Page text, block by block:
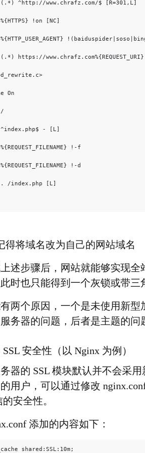
(.*) ^http://www.chrafz.com/$ [R=301,L]
!on [NC]
https://
On
/
^index.php$ - [L]
!-f
!-d
. /index.php [L]
得将域名改为自己的网站域名
述步骤后，网站就能够实现全
时也只能得到一个灰锁或带三
两个原因，一个是未使用新
务器的问题，后者是主题的问
安全性（以 Nginx 为例）
器的 SSL 模块默认并不会采
用户，可以通过修改
安全性。
添加的内容如下：
shared:SSL:10m;